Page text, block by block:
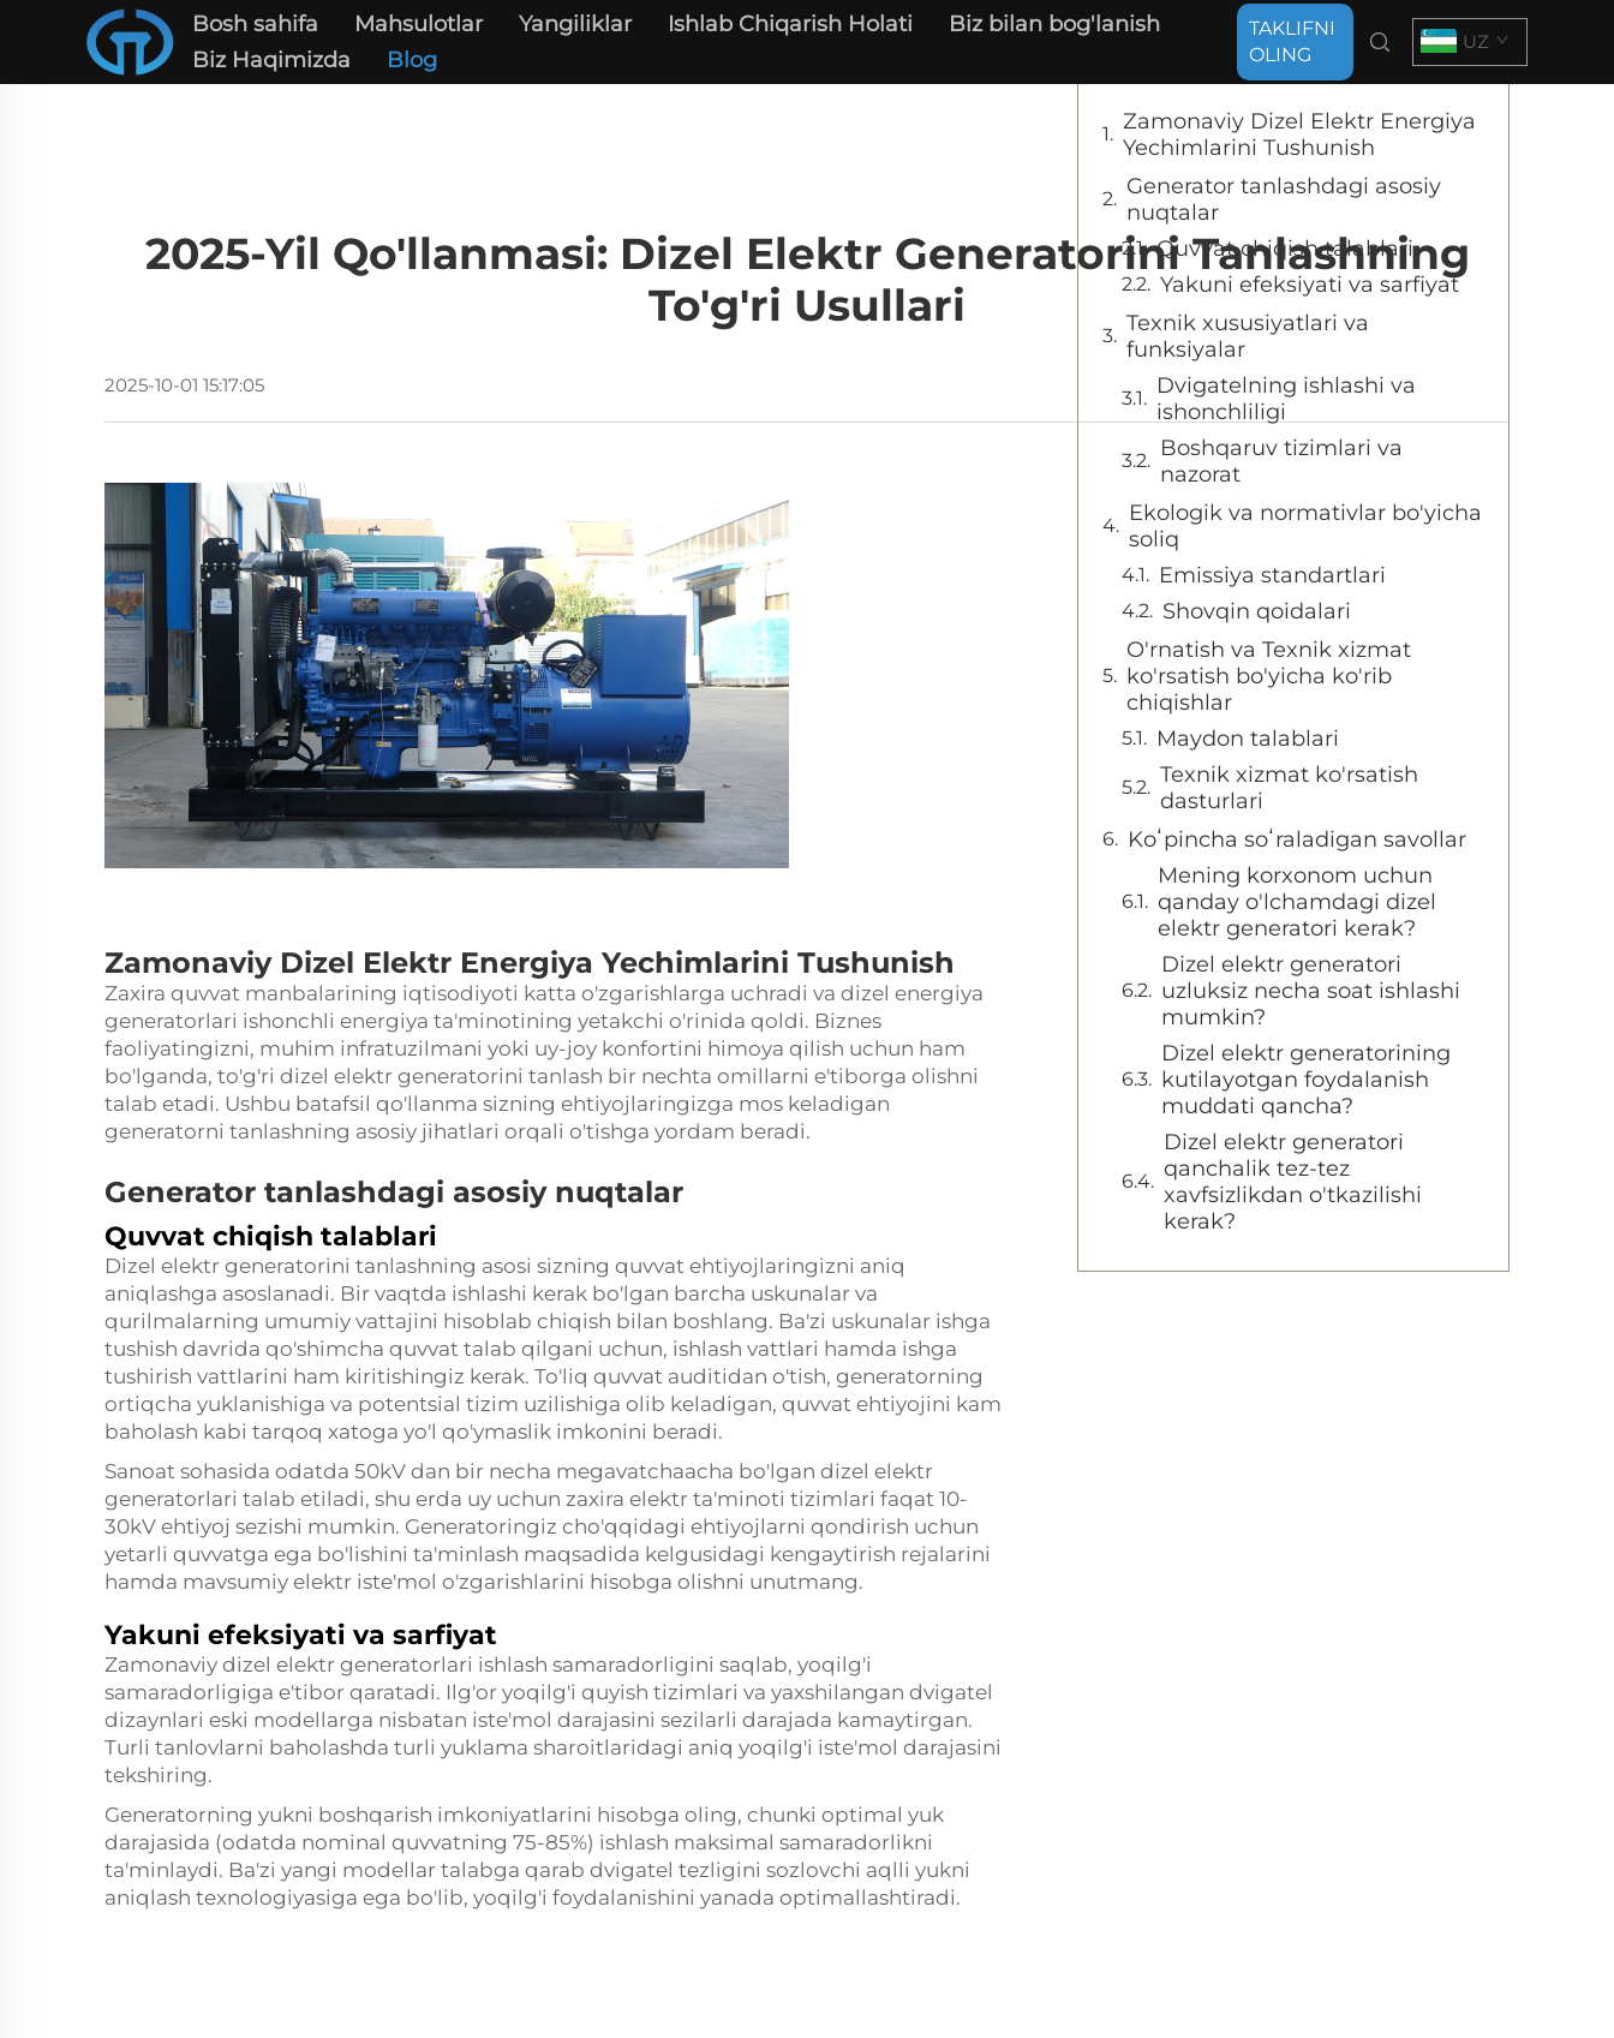
Bosh sahifa Mahsulotlar Yangiliklar Ishlab Chiqarish Holati
Biz bilan bog'lanish
Biz Haqimizda
Blog
TAKLIFNI
OLING
UZ
2025-Yil Qo'llanmasi: Dizel Elektr Generatorini Tanlashning
To'g'ri Usullari
2025-10-01 15:17:05
Zamonaviy Dizel Elektr Energiya Yechimlarini Tushunish
Zaxira quvvat manbalarining iqtisodiyoti katta o'zgarishlarga uchradi va dizel energiya
generatorlari ishonchli energiya ta'minotining yetakchi o'rinida qoldi. Biznes
faoliyatingizni, muhim infratuzilmani yoki uy-joy konfortini himoya qilish uchun ham
bo'lganda, to'g'ri dizel elektr generatorini tanlash bir nechta omillarni e'tiborga olishni
talab etadi. Ushbu batafsil qo'llanma sizning ehtiyojlaringizga mos keladigan
generatorni tanlashning asosiy jihatlari orqali o'tishga yordam beradi.
Generator tanlashdagi asosiy nuqtalar
Quvvat chiqish talablari
Dizel elektr generatorini tanlashning asosi sizning quvvat ehtiyojlaringizni aniq
aniqlashga asoslanadi. Bir vaqtda ishlashi kerak bo'lgan barcha uskunalar va
qurilmalarning umumiy vattajini hisoblab chiqish bilan boshlang. Ba'zi uskunalar ishga
tushish davrida qo'shimcha quvvat talab qilgani uchun, ishlash vattlari hamda ishga
tushirish vattlarini ham kiritishingiz kerak. To'liq quvvat auditidan o'tish, generatorning
ortiqcha yuklanishiga va potentsial tizim uzilishiga olib keladigan, quvvat ehtiyojini kam
baholash kabi tarqoq xatoga yo'l qo'ymaslik imkonini beradi.
Sanoat sohasida odatda 50kV dan bir necha megavatchaacha bo'lgan dizel elektr
generatorlari talab etiladi, shu erda uy uchun zaxira elektr ta'minoti tizimlari faqat 10-
30kV ehtiyoj sezishi mumkin. Generatoringiz cho'qqidagi ehtiyojlarni qondirish uchun
yetarli quvvatga ega bo'lishini ta'minlash maqsadida kelgusidagi kengaytirish rejalarini
hamda mavsumiy elektr iste'mol o'zgarishlarini hisobga olishni unutmang.
Yakuni efeksiyati va sarfiyat
Zamonaviy dizel elektr generatorlari ishlash samaradorligini saqlab, yoqilg'i
samaradorligiga e'tibor qaratadi. Ilg'or yoqilg'i quyish tizimlari va yaxshilangan dvigatel
dizaynlari eski modellarga nisbatan iste'mol darajasini sezilarli darajada kamaytirgan.
Turli tanlovlarni baholashda turli yuklama sharoitlaridagi aniq yoqilg'i iste'mol darajasini
tekshiring.
Generatorning yukni boshqarish imkoniyatlarini hisobga oling, chunki optimal yuk
darajasida (odatda nominal quvvatning 75-85%) ishlash maksimal samaradorlikni
ta'minlaydi. Ba'zi yangi modellar talabga qarab dvigatel tezligini sozlovchi aqlli yukni
aniqlash texnologiyasiga ega bo'lib, yoqilg'i foydalanishini yanada optimallashtiradi.
Zamonaviy Dizel Elektr Energiya
Yechimlarini Tushunish
Generator tanlashdagi asosiy
nuqtalar
Quvvat chiqish talablari
Yakuni efeksiyati va sarfiyat
Texnik xususiyatlari va
funksiyalar
Dvigatelning ishlashi va
ishonchliligi
Boshqaruv tizimlari va
nazorat
Ekologik va normativlar bo'yicha
soliq
Emissiya standartlari
Shovqin qoidalari
O'rnatish va Texnik xizmat
ko'rsatish bo'yicha ko'rib
chiqishlar
Maydon talablari
Texnik xizmat ko'rsatish
dasturlari
Koʻpincha soʻraladigan savollar
Mening korxonom uchun
qanday o'lchamdagi dizel
elektr generatori kerak?
Dizel elektr generatori
uzluksiz necha soat ishlashi
mumkin?
Dizel elektr generatorining
kutilayotgan foydalanish
muddati qancha?
Dizel elektr generatori
qanchalik tez-tez
xavfsizlikdan o'tkazilishi
kerak?